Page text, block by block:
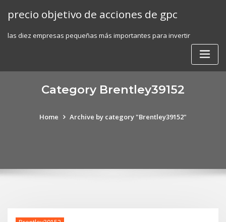
precio objetivo de acciones de gpc
las diez empresas pequeñas más importantes para invertir
Category Brentley39152
Home Archive by category "Brentley39152"